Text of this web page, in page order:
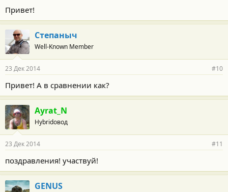
Привет!
Степаныч
Well-Known Member
23 Дек 2014 #10
Привет! А в сравнении как?
Ayrat_N
Hybridовод
23 Дек 2014 #11
поздравления! участвуй!
GENUS